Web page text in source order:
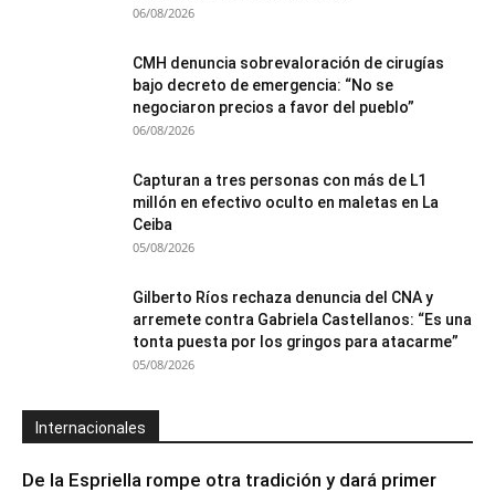
06/08/2026
CMH denuncia sobrevaloración de cirugías
bajo decreto de emergencia: “No se
negociaron precios a favor del pueblo”
06/08/2026
Capturan a tres personas con más de L1
millón en efectivo oculto en maletas en La
Ceiba
05/08/2026
Gilberto Ríos rechaza denuncia del CNA y
arremete contra Gabriela Castellanos: “Es una
tonta puesta por los gringos para atacarme”
05/08/2026
Internacionales
De la Espriella rompe otra tradición y dará primer